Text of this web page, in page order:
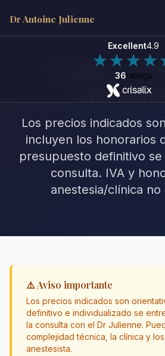
Dr Antoine Julienne
Excellent4.9
36ratings
Tarifas —
Los precios indicados
incluyen los honorarios
presupuesto definitivo
consulta. IVA y
anestesia/clínica no
⚠️ Aviso importante
Los precios indicados son
definitivo e individualizado se
la consulta con el Dr Julienne.
complejidad técnica, la clínica y
anestesista.
Dr Antoine Julienne
Assistant virtuel • Chirurgie plastique